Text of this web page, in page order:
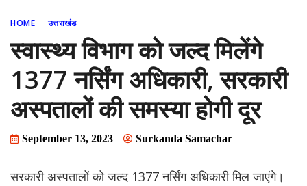
HOME उत्तराखंड
स्वास्थ्य विभाग को जल्द मिलेंगे
1377 नर्सिंग अधिकारी, सरकारी
अस्पतालों की समस्या होगी दूर
September 13, 2023 Surkanda Samachar
सरकारी अस्पतालों को जल्द 1377 नर्सिंग अधिकारी मिल जाएंगे।